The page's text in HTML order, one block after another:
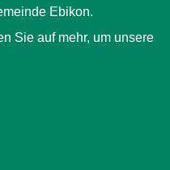
Ebikon.
Sie auf mehr, um unsere